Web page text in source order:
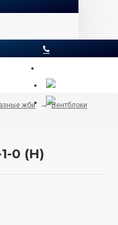
жби
Вентблоки
0 (Н)